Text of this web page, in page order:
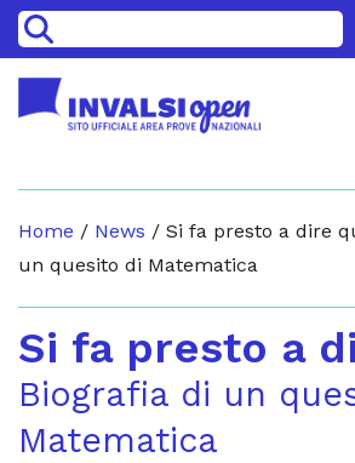
>
Home / News / Si fa presto a dire
un quesito di Matematica
Si fa presto a
Biografia di un
Matematica